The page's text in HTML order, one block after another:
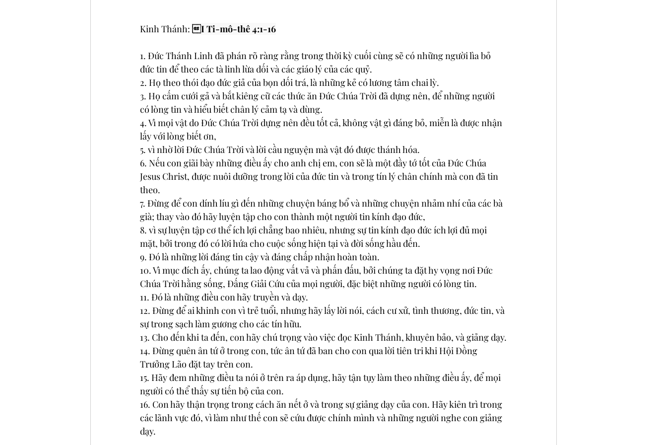
Kinh Thánh: I Ti-mô-thê 4:1-16
1. Ðức Thánh Linh đã phán rõ ràng rằng trong thời kỳ cuối cùng sẽ có những người lìa bỏ
đức tin để theo các tà linh lừa dối và các giáo lý của các quỷ.
2. Họ theo thói đạo đức giả của bọn dối trá, là những kẻ có lương tâm chai lỳ.
3. Họ cấm cưới gả và bắt kiêng cữ các thức ăn Ðức Chúa Trời đã dựng nên, để những người
có lòng tin và hiểu biết chân lý cảm tạ và dùng.
4. Vì mọi vật do Ðức Chúa Trời dựng nên đều tốt cả, không vật gì đáng bỏ, miễn là được nhận
lấy với lòng biết ơn,
5. vì nhờ lời Ðức Chúa Trời và lời cầu nguyện mà vật đó được thánh hóa.
6. Nếu con giãi bày những điều ấy cho anh chị em, con sẽ là một đầy tớ tốt của Ðức Chúa
Jesus Christ, được nuôi dưỡng trong lời của đức tin và trong tín lý chân chính mà con đã tin
theo.
7. Ðừng để con dính líu gì đến những chuyện báng bổ và những chuyện nhảm nhí của các bà
già; thay vào đó hãy luyện tập cho con thành một người tin kính đạo đức,
8. vì sự luyện tập cơ thể ích lợi chẳng bao nhiêu, nhưng sự tin kính đạo đức ích lợi đủ mọi
mặt, bởi trong đó có lời hứa cho cuộc sống hiện tại và đời sống hầu đến.
9. Ðó là những lời đáng tin cậy và đáng chấp nhận hoàn toàn.
10. Vì mục đích ấy, chúng ta lao động vất vả và phấn đấu, bởi chúng ta đặt hy vọng nơi Ðức
Chúa Trời hằng sống, Ðấng Giải Cứu của mọi người, đặc biệt những người có lòng tin.
11. Ðó là những điều con hãy truyền và dạy.
12. Ðừng để ai khinh con vì trẻ tuổi, nhưng hãy lấy lời nói, cách cư xử, tình thương, đức tin, và
sự trong sạch làm gương cho các tín hữu.
13. Cho đến khi ta đến, con hãy chú trọng vào việc đọc Kinh Thánh, khuyên bảo, và giảng dạy.
14. Ðừng quên ân tứ ở trong con, tức ân tứ đã ban cho con qua lời tiên tri khi Hội Ðồng
Trưởng Lão đặt tay trên con.
15. Hãy đem những điều ta nói ở trên ra áp dụng, hãy tận tụy làm theo những điều ấy, để mọi
người có thể thấy sự tiến bộ của con.
16. Con hãy thận trọng trong cách ăn nết ở và trong sự giảng dạy của con. Hãy kiên trì trong
các lãnh vực đó, vì làm như thế con sẽ cứu được chính mình và những người nghe con giảng
dạy.